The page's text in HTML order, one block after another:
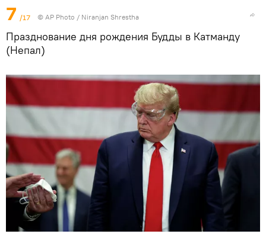
7 /17 © AP Photo / Niranjan Shrestha
Празднование дня рождения Будды в Катманду
(Непал)